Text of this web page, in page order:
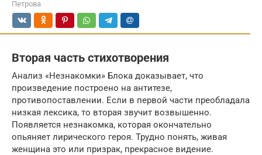
Петрова
Вторая часть стихотворения
Анализ «Незнакомки» Блока доказывает, что
произведение построено на антитезе,
противопоставлении. Если в первой части преобладала
низкая лексика, то вторая звучит возвышенно.
Появляется незнакомка, которая окончательно
опьяняет лирического героя. Трудно понять, живая
женщина это или призрак, прекрасное видение.